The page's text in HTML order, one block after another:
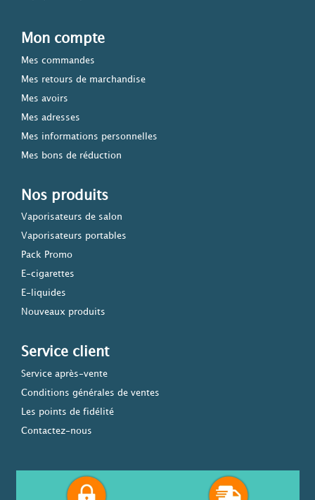
Mon compte
Mes commandes
Mes retours de marchandise
Mes avoirs
Mes adresses
Mes informations personnelles
Mes bons de réduction
Nos produits
Vaporisateurs de salon
Vaporisateurs portables
Pack Promo
E-cigarettes
E-liquides
Nouveaux produits
Service client
Service après-vente
Conditions générales de ventes
Les points de fidélité
Contactez-nous